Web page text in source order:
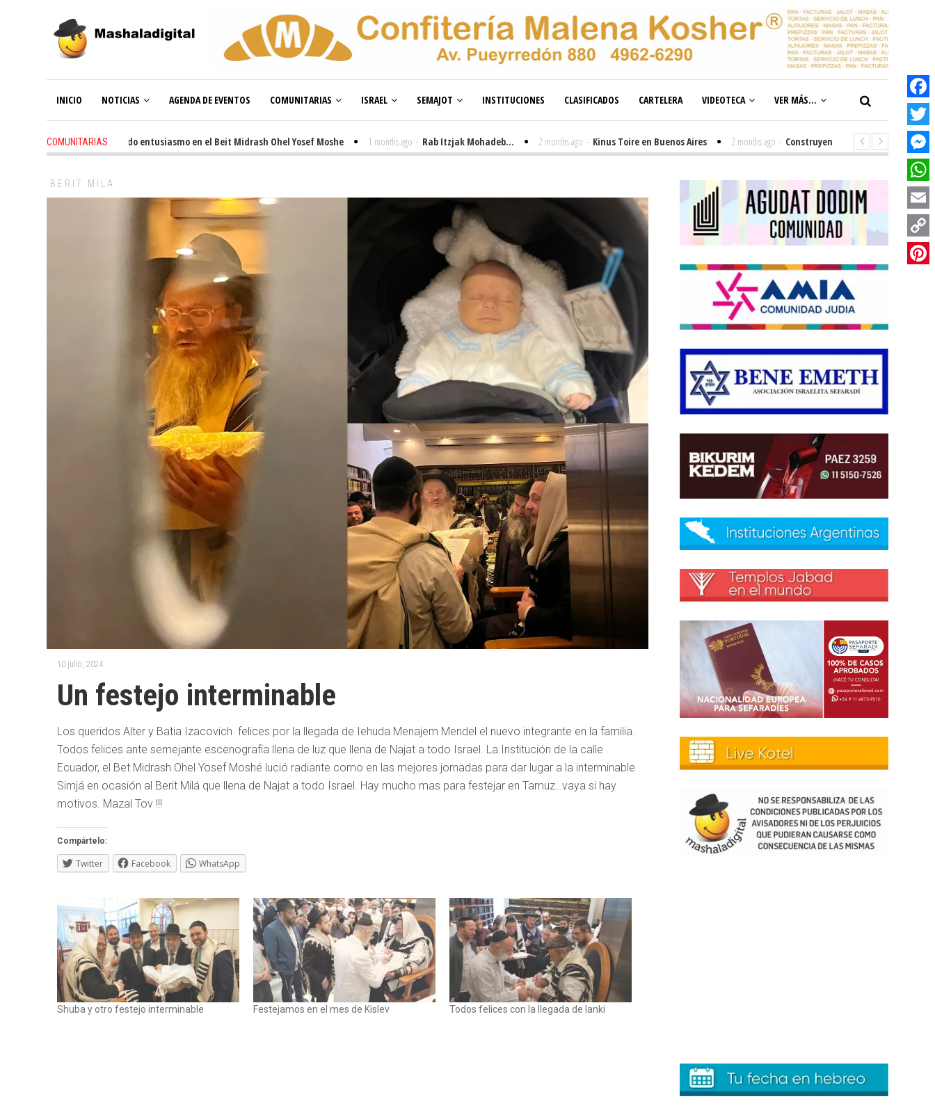
INICIO NOTICIAS AGENDA DE EVENTOS COMUNITARIAS ISRAEL SEMAJOT INSTITUCIONES CLASIFICADOS CARTELERA VIDEOTECA VER MÁS...
COMUNITARIAS
3 weeks ago - Renovado entusiasmo en el Beit Midrash Ohel Yosef Moshe 1 months ago - Rab Itzjak Mohadeb... 2 months ago - Kinus Toire en Buenos Aires 2 months ago - Construyendo el futuro de la inclusión en
BERIT MILA
10 julio, 2024
Un festejo interminable
Los queridos Alter y Batia Izacovich felices por la llegada de Iehuda Menajem Mendel el nuevo integrante en la familia.
Todos felices ante semejante escenografía llena de luz que llena de Najat a todo Israel. La Institución de la calle
Ecuador, el Bet Midrash Ohel Yosef Moshé lució radiante como en las mejores jornadas para dar lugar a la interminable
Simjá en ocasión al Berit Milá que llena de Najat a todo Israel. Hay mucho mas para festejar en Tamuz…vaya si hay
motivos. Mazal Tov !!!
Compártelo:
Twitter Facebook WhatsApp
Shuba y otro festejo interminable Festejamos en el mes de Kislev Todos felices con la llegada de Ianki
Facebook
Twitter
Email
Copy